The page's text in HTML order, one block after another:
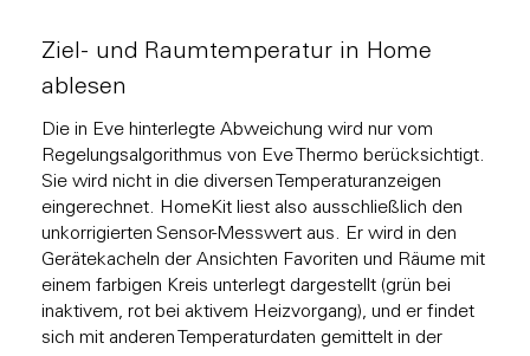
Ziel- und Raumtemperatur in Home
ablesen
Die in Eve hinterlegte Abweichung wird nur vom
Regelungsalgorithmus von Eve Thermo berücksichtigt.
Sie wird nicht in die diversen Temperaturanzeigen
eingerechnet. HomeKit liest also ausschließlich den
unkorrigierten Sensor-Messwert aus. Er wird in den
Gerätekacheln der Ansichten Favoriten und Räume mit
einem farbigen Kreis unterlegt dargestellt (grün bei
inaktivem, rot bei aktivem Heizvorgang), und er findet
sich mit anderen Temperaturdaten gemittelt in der